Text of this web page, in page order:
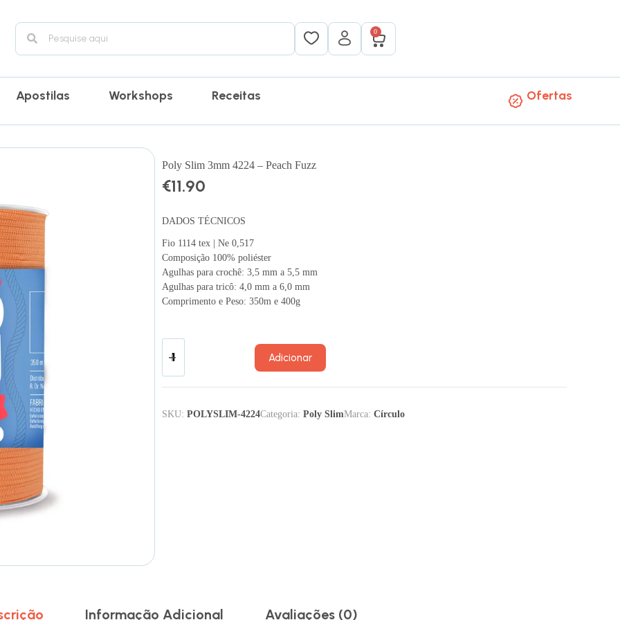
0
Apostilas Workshops Receitas Ofertas
Poly Slim 3mm 4224 – Peach Fuzz
€11.90
DADOS TÉCNICOS
Fio 1114 tex | Ne 0,517
Composição 100% poliéster
Agulhas para crochê: 3,5 mm a 5,5 mm
Agulhas para tricô: 4,0 mm a 6,0 mm
Comprimento e Peso: 350m e 400g
Adicionar
SKU: POLYSLIM-4224Categoria: Poly SlimMarca: Círculo
Informação Adicional Avaliações (0)